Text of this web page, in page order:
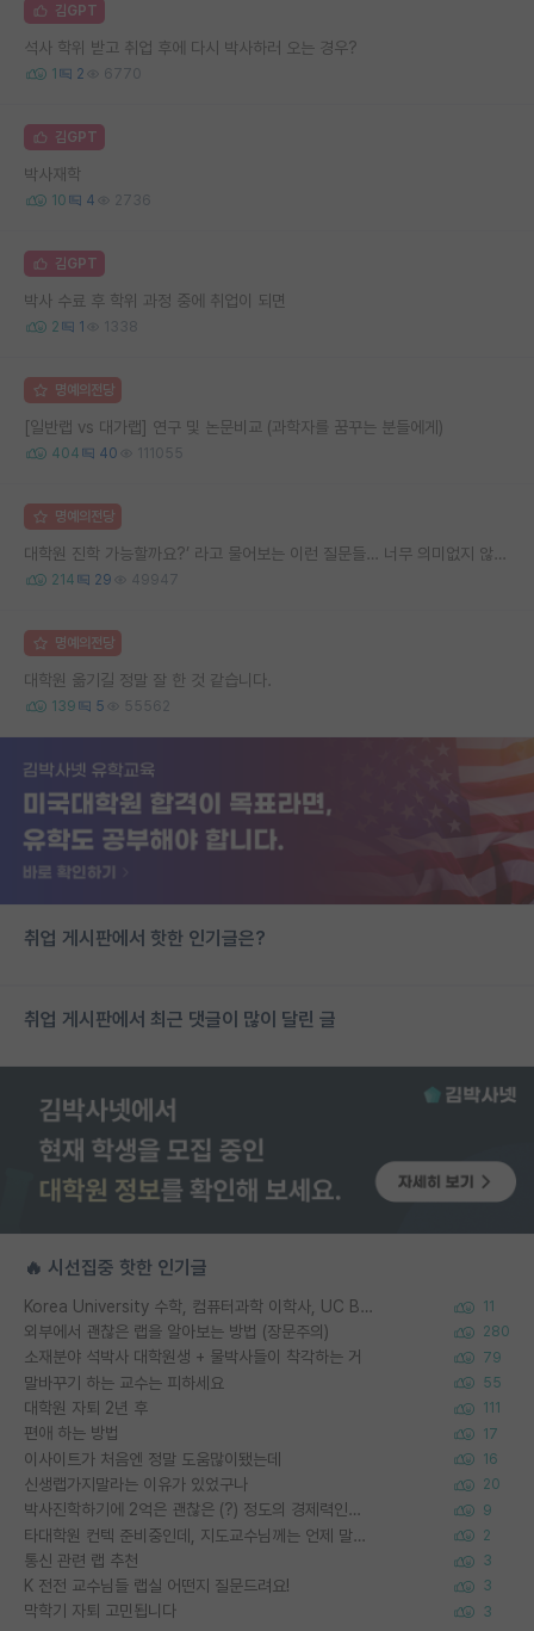
김GPT
석사 학위 받고 취업 후에 다시 박사하러 오는 경우?
1 2 6770
김GPT
박사재학
10 4 2736
김GPT
박사 수료 후 학위 과정 중에 취업이 되면
2 1 1338
명예의전당
[일반랩 vs 대가랩] 연구 및 논문비교 (과학자를 꿈꾸는 분들에게)
404 40 111055
명예의전당
대학원 진학 가능할까요?’ 라고 물어보는 이런 질문들… 너무 의미없지 않나요?
214 29 49947
명예의전당
대학원 옮기길 정말 잘 한 것 같습니다.
139 5 55562
취업 게시판에서 핫한 인기글은?
취업 게시판에서 최근 댓글이 많이 달린 글
🔥 시선집중 핫한 인기글
Korea University 수학, 컴퓨터과학 이학사, UC Berkeley 산업공학 대학원 공학박사가 되는 것은 쉽지 않겠죠? 11
외부에서 괜찮은 랩을 알아보는 방법 (장문주의) 280
소재분야 석박사 대학원생 + 물박사들이 착각하는 거 79
말바꾸기 하는 교수는 피하세요 55
대학원 자퇴 2년 후 111
편애 하는 방법 17
이사이트가 처음엔 정말 도움많이됐는데 16
신생랩가지말라는 이유가 있었구나 20
박사진학하기에 2억은 괜찮은 (?) 정도의 경제력인가요 9
타대학원 컨텍 준비중인데, 지도교수님께는 언제 말씀드려야 할까요? 2
통신 관련 랩 추천 3
K 전전 교수님들 랩실 어떤지 질문드려요! 3
막학기 자퇴 고민됩니다 3